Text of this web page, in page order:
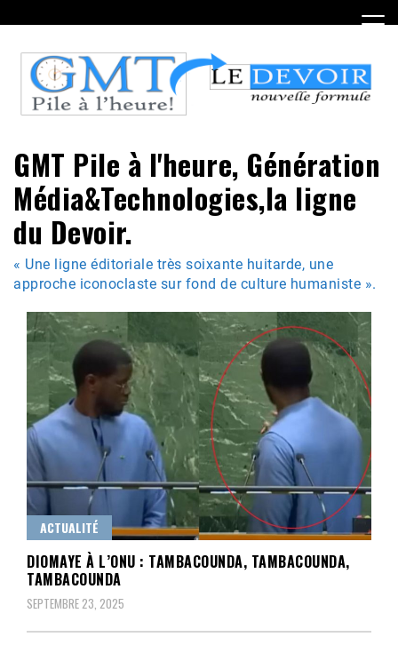
to
content
GMT Pile à l'heure, Génération
Média&Technologies,la ligne
du Devoir.
« Une ligne éditoriale très soixante huitarde, une
approche iconoclaste sur fond de culture humaniste ».
ACTUALITÉ
DIOMAYE À L’ONU : TAMBACOUNDA, TAMBACOUNDA,
TAMBACOUNDA
SEPTEMBRE 23, 2025